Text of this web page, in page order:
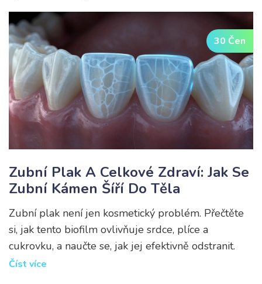
30 Čen
Zubní Plak A Celkové Zdraví: Jak Se
Zubní Kámen Šíří Do Těla
Zubní plak není jen kosmetický problém. Přečtěte
si, jak tento biofilm ovlivňuje srdce, plíce a
cukrovku, a naučte se, jak jej efektivně odstranit.
Číst více